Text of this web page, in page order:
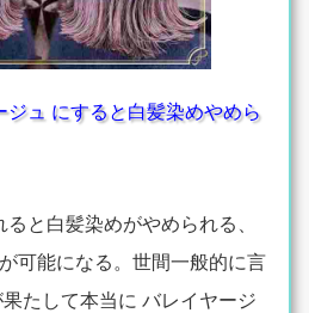
ジュ にすると白髪染めやめら
と白髪染めがやめられる、
可能になる。世間一般的に言
たして本当に バレイヤージ